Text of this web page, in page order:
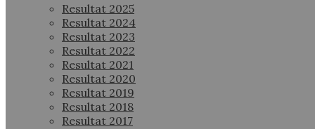
Resultat 2025
Resultat 2024
Resultat 2023
Resultat 2022
Resultat 2021
Resultat 2020
Resultat 2019
Resultat 2018
Resultat 2017